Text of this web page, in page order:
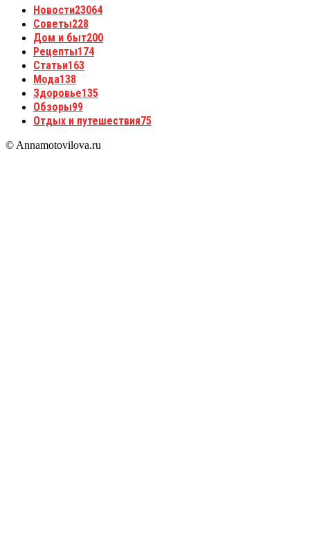
Новости23064
Советы228
Дом и быт200
Рецепты174
Статьи163
Мода138
Здоровье135
Обзоры99
Отдых и путешествия75
© Annamotovilova.ru